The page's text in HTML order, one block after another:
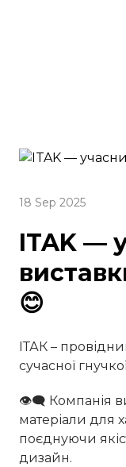
18 Sep 2025
ITAK —
😊
ІТАК –
сучасної
👁‍🗨 Компанія
матеріали для
поєднуючи
дизайн.